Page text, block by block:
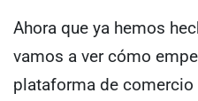
Ahora que ya hemos
vamos a ver cómo
plataforma de